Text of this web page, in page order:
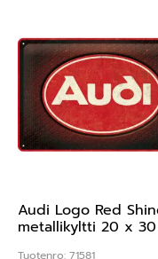
Audi Logo Red
metallikyltti 20 x
Tuotenro: 71581